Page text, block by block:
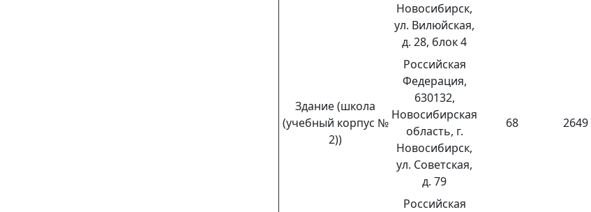
Новосибирск,
ул. Вилюйская,
д. 28, блок 4
Здание (школа
(учебный корпус №
2))
Российская
Федерация,
630132,
Новосибирская
область, г.
Новосибирск,
ул. Советская,
д. 79
68 2649
Российская